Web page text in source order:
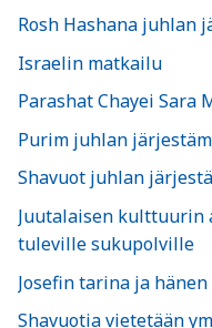
Rosh Hashana juhlan
Israelin matkailu
Parashat Chayei Sara
Purim juhlan
Shavuot juhlan
Juutalaisen kulttuurin
tuleville sukupolville
Josefin tarina ja
Shavuotia vietetään